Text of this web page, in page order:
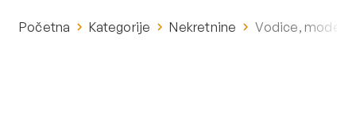
Početna Kategorije Nekretnine Vodice,